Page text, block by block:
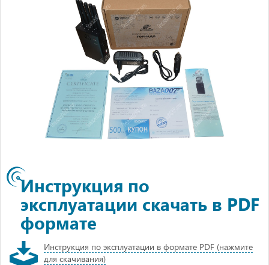
Инструкция по
эксплуатации скачать в PDF
формате
Инструкция по эксплуатации в формате PDF (нажмите
для скачивания)